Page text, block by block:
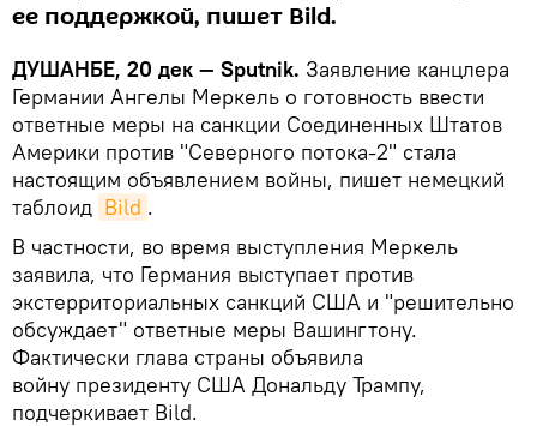
ее поддержкой, пишет Bild.
ДУШАНБЕ, 20 дек — Sputnik. Заявление канцлера
Германии Ангелы Меркель о готовность ввести
ответные меры на санкции Соединенных Штатов
Америки против "Северного потока-2" стала
настоящим объявлением войны, пишет немецкий
таблоид Bild .
В частности, во время выступления Меркель
заявила, что Германия выступает против
экстерриториальных санкций США и "решительно
обсуждает" ответные меры Вашингтону.
Фактически глава страны объявила
войну президенту США Дональду Трампу,
подчеркивает Bild.